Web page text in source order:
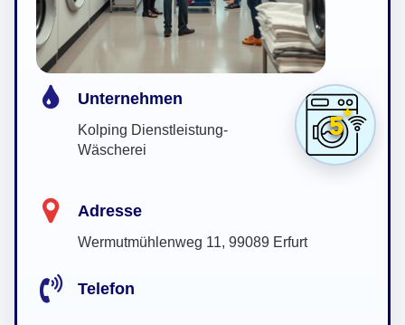
5
Unternehmen
Kolping Dienstleistung-
Wäscherei
Adresse
Wermutmühlenweg 11, 99089 Erfurt
Telefon